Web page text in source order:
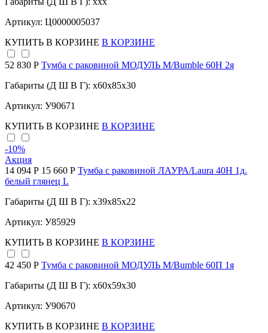
Артикул: Ц0000005037
КУПИТЬ В КОРЗИНЕ В КОРЗИНЕ
52 830 Р Тумба с раковиной МОДУЛЬ М/Bumble 60Н 2я
Габариты (Д Ш В Г): x60x85x30
Артикул: У90671
КУПИТЬ В КОРЗИНЕ В КОРЗИНЕ
-10%
Акция
14 094 Р 15 660 Р Тумба с раковиной ЛАУРА/Laura 40Н 1д.
белый глянец L
Габариты (Д Ш В Г): x39x85x22
Артикул: У85929
КУПИТЬ В КОРЗИНЕ В КОРЗИНЕ
42 450 Р Тумба с раковиной МОДУЛЬ М/Bumble 60П 1я
Габариты (Д Ш В Г): x60x59x30
Артикул: У90670
КУПИТЬ В КОРЗИНЕ В КОРЗИНЕ